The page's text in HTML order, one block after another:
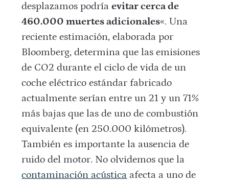
desplazamos podríaevitar cerca de
460.000 muertes adicionales«. Una
reciente estimación, elaborada por
Bloomberg, determina que las emisiones
de CO2 durante el ciclo de vida de un
coche eléctrico estándar fabricado
actualmente serían entre un 21 y un 71%
más bajas que las de uno de combustión
equivalente (en 250.000 kilómetros).
También es importante la ausencia de
ruido del motor. No olvidemos que la
contaminación acústica afecta a uno de